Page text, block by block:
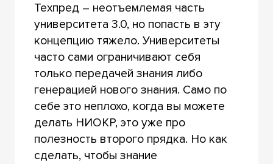
Техпред – неотъемлемая часть
университета 3.0, но попасть в эту
концепцию тяжело. Университеты
часто сами ограничивают себя
только передачей знания либо
генерацией нового знания. Само по
себе это неплохо, когда вы можете
делать НИОКР, это уже про
полезность второго прядка. Но как
сделать, чтобы знание